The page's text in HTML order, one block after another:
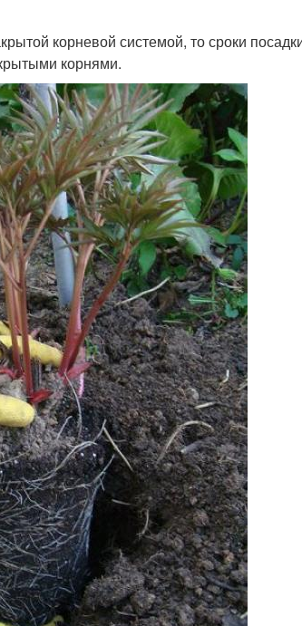
корневой системой, то сроки
корнями.